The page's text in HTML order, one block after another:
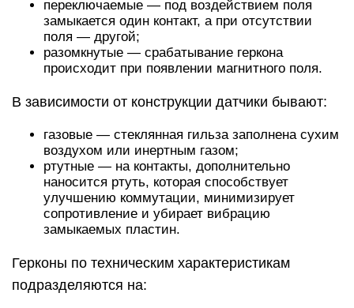
переключаемые — под воздействием поля
замыкается один контакт, а при отсутствии
поля — другой;
разомкнутые — срабатывание геркона
происходит при появлении магнитного поля.
В зависимости от конструкции датчики бывают:
газовые — стеклянная гильза заполнена сухим
воздухом или инертным газом;
ртутные — на контакты, дополнительно
наносится ртуть, которая способствует
улучшению коммутации, минимизирует
сопротивление и убирает вибрацию
замыкаемых пластин.
Герконы по техническим характеристикам
подразделяются на: